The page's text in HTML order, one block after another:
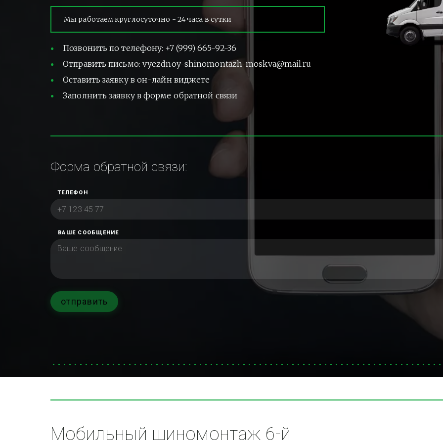
Мы работаем круглосуточно - 24 часа в сутки
Позвонить по телефону: +7 (999) 665-92-36
Отправить письмо: vyezdnoy-shinomontazh-moskva@mail.ru
Оставить заявку в он-лайн виджете
Заполнить заявку в форме обратной связи
Форма обратной связи:
ТЕЛЕФОН
ВАШЕ СООБЩЕНИЕ
отправить
Мобильный шиномонтаж 6-й